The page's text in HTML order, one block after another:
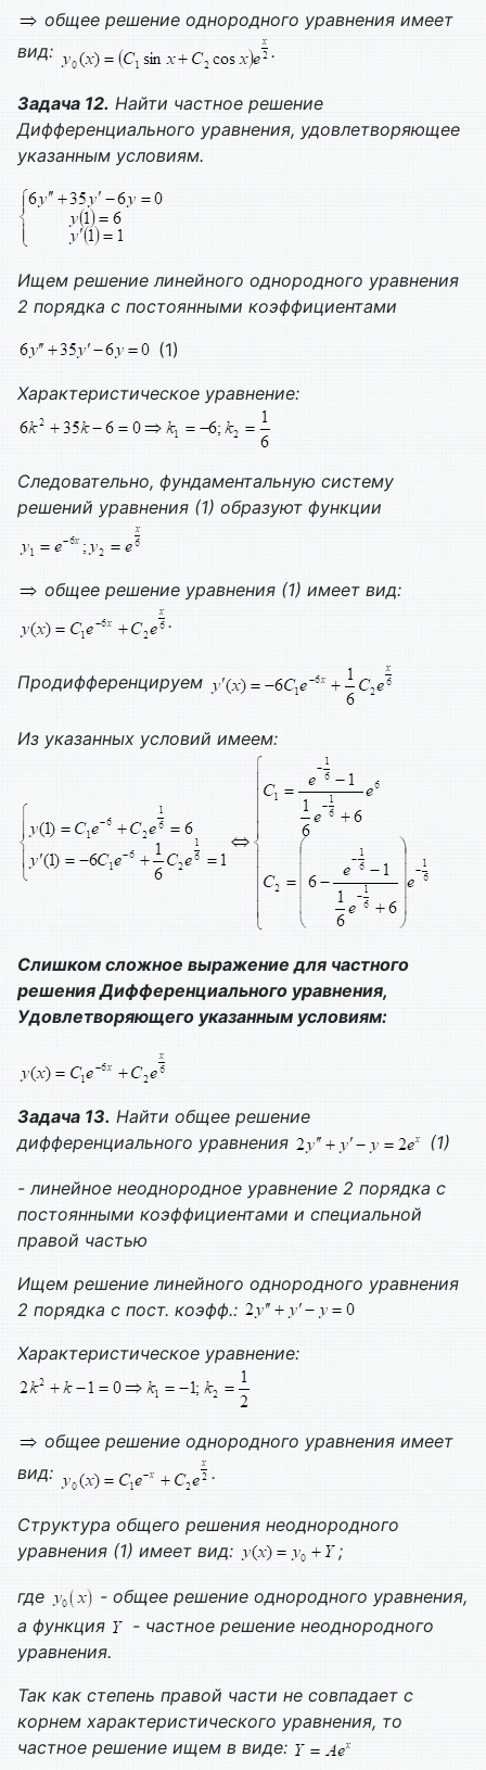
общее решение однородного уравнения имеет
вид:
.
Задача 12. Найти частное решение
Дифференциального уравнения, удовлетворяющее
указанным условиям.
Ищем решение линейного однородного уравнения
2 порядка с постоянными коэффициентами
(1)
Характеристическое уравнение:
Следовательно, фундаментальную систему
решений уравнения (1) образуют функции
общее решение уравнения (1) имеет вид:
.
Продифференцируем
Из указанных условий имеем:
Слишком сложное выражение для частного
решенияДифференциального уравнения,
Удовлетворяющего указанным условиям:
Задача 13. Найти общее решение
дифференциального уравнения
(1)
- линейное неоднородное уравнение 2 порядка с
постоянными коэффициентами и специальной
правой частью
Ищем решение линейного однородного уравнения
2 порядка с пост. коэфф.:
Характеристическое уравнение:
общее решение однородного уравнения имеет
вид:
.
Структура общего решения неоднородного
уравнения (1) имеет вид:
;
где
- общее решение однородного уравнения,
а функция
- частное решение неоднородного
уравнения.
Так как степень правой части не совпадает с
корнем характеристического уравнения, то
частное решение ищем в виде: